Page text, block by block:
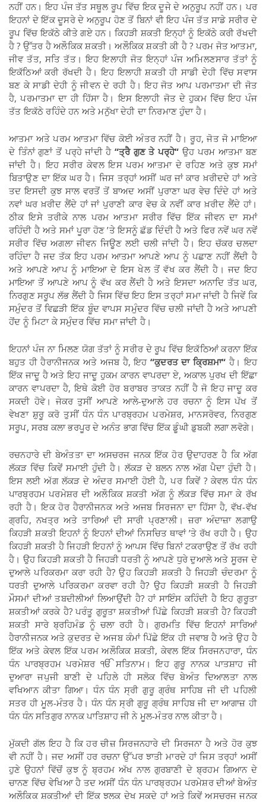
ਨਹੀਂ ਹਨ। ਇਹ ਪੰਜ ਤੱਤ ਸਥੂਲ ਰੂਪ ਵਿੱਚ ਇਕ ਦੂਜੇ ਦੇ ਅਨੁਰੂਪ ਨਹੀਂ ਹਨ। ਪਰ
ਇਹਨਾਂ ਦੇ ਇੱਕ ਦੂਸਰੇ ਦੇ ਅਨੁਰੂਪ ਹੋਣ ਤੋਂ ਬਿਨਾਂ ਵੀ ਇਹ ਪੰਜ ਤੱਤ ਸਾਡੇ ਸਰੀਰ ਦੇ
ਰੂਪ ਵਿੱਚ ਇਕੱਠੇ ਕੀਤੇ ਗਏ ਹਨ। ਕਿਹੜੀ ਸ਼ਕਤੀ ਇਨ੍ਹਾਂ ਨੂੰ ਇਕੱਠੇ ਕਰੀ ਰੱਖਦੀ
ਹੈ ? ਉੱਤਰ ਹੈ ਅਲੌਕਿਕ ਸ਼ਕਤੀ। ਅਲੌਕਿਕ ਸ਼ਕਤੀ ਕੀ ਹੈ ? ਪਰਮ ਜੋਤ ਆਤਮਾ,
ਜੀਵ ਤੱਤ, ਸਤਿ ਤੱਤ। ਇਹ ਇਲਾਹੀ ਜੋਤ ਇਨ੍ਹਾਂ ਪੰਜ ਅਮਿਲਣਸਾਰ ਤੱਤਾਂ ਨੂੰ
ਇਕੱਠਿਆਂ ਕਰੀ ਰੱਖਦੀ ਹੈ। ਇਹ ਇਲਾਹੀ ਸ਼ਕਤੀ ਹੀ ਸਾਡੀ ਦੇਹੀ ਵਿੱਚ ਸਵਾਸ
ਬਣ ਕੇ ਸਾਡੀ ਦੇਹੀ ਨੂੰ ਜੀਵਨ ਦੇ ਰਹੀ ਹੈ। ਇਹ ਜੋਤ ਆਪ ਪਰਮਾਤਮਾ ਦੀ ਜੋਤ
ਹੈ, ਪਰਮਾਤਮਾ ਦਾ ਹੀ ਹਿੱਸਾ ਹੈ। ਇਸ ਇਲਾਹੀ ਜੋਤ ਦੇ ਹੁਕਮ ਵਿੱਚ ਇਹ ਪੰਜ
ਤੱਤ ਇਕੱਠੇ ਰਹਿੰਦੇ ਹਨ ਅਤੇ ਮਨੁੱਖਾ ਦੇਹੀ ਦਾ ਨਿਰਮਾਣ ਹੁੰਦਾ ਹੈ।
ਆਤਮਾ ਅਤੇ ਪਰਮ ਆਤਮਾ ਵਿੱਚ ਕੋਈ ਅੰਤਰ ਨਹੀਂ ਹੈ। ਰੂਹ, ਜੋਤ ਜੋ ਮਾਇਆ
ਦੇ ਤਿੰਨਾਂ ਗੁਣਾਂ ਤੋਂ ਪਰ੍ਹੇ ਜਾਂਦੀ ਹੈ “ਤ੍ਰੈ ਗੁਣ ਤੇ ਪਰ੍ਹੇ“ ਉਹ ਪਰਮ ਆਤਮਾ ਬਣ
ਜਾਂਦੀ ਹੈ। ਇਹ ਸਰੀਰ ਕੇਵਲ ਇਸ ਪਰਮ ਆਤਮਾ ਦੇ ਰਹਿਣ ਅਤੇ ਕੁਝ ਸਮਾਂ
ਬਿਤਾਉਣ ਦਾ ਇੱਕ ਘਰ ਹੈ। ਜਿਸ ਤਰ੍ਹਾਂ ਅਸੀਂ ਘਰ ਜਾਂ ਕਾਰ ਖ਼ਰੀਦਦੇ ਹਾਂ ਅਤੇ
ਤਦ ਇਸਦੀ ਕੁਝ ਸਾਲ ਵਰਤੋਂ ਤੋਂ ਬਾਅਦ ਅਸੀਂ ਪੁਰਾਣਾ ਘਰ ਵੇਚ ਦਿੰਦੇ ਹਾਂ ਅਤੇ
ਨਵਾਂ ਘਰ ਖ਼ਰੀਦ ਲੈਂਦੇ ਹਾਂ ਜਾਂ ਪੁਰਾਣੀ ਕਾਰ ਵੇਚ ਕੇ ਨਵੀਂ ਕਾਰ ਖ਼ਰੀਦ ਲੈਂਦੇ ਹਾਂ।
ਠੀਕ ਇਸੇ ਤਰੀਕੇ ਨਾਲ ਪਰਮ ਆਤਮਾ ਸਰੀਰ ਵਿੱਚ ਇੱਕ ਜੀਵਨ ਦਾ ਸਮਾਂ
ਰਹਿੰਦੀ ਹੈ ਅਤੇ ਸਮਾਂ ਪੂਰਾ ਹੋਣ ’ਤੇ ਇਸਨੂੰ ਛੱਡ ਦਿੰਦੀ ਹੈ ਅਤੇ ਫਿਰ ਨਵੇਂ ਘਰ ਨਵੇਂ
ਸਰੀਰ ਵਿੱਚ ਅਗਲਾ ਜੀਵਨ ਜਿਊਣ ਲਈ ਚਲੀ ਜਾਂਦੀ ਹੈ। ਇਹ ਚੱਕਰ ਚਲਦਾ
ਰਹਿੰਦਾ ਹੈ ਜਦ ਤੱਕ ਇਹ ਪਰਮ ਆਤਮਾ ਆਪਣੇ ਆਪ ਨੂੰ ਪਛਾਣ ਨਹੀਂ ਲੈਂਦੀ ਹੈ
ਅਤੇ ਆਪਣੇ ਆਪ ਨੂੰ ਮਾਇਆ ਦੇ ਇਸ ਖੇਲ ਤੋਂ ਵੱਖ ਕਰ ਲੈਂਦੀ ਹੈ। ਜਦ ਇਹ
ਮਾਇਆ ਤੋਂ ਆਪਣੇ ਆਪ ਨੂੰ ਵੱਖ ਕਰ ਲੈਂਦੀ ਹੈ ਅਤੇ ਇਸਦਾ ਅਨਾਦਿ ਤੱਤ ਘਰ,
ਨਿਰਗੁਣ ਸਰੂਪ ਲੱਭ ਲੈਂਦੀ ਹੈ ਜਿਸ ਵਿੱਚ ਇਹ ਇਸ ਤਰ੍ਹਾਂ ਸਮਾ ਜਾਂਦੀ ਹੈ ਜਿਵੇਂ ਕਿ
ਸਮੁੰਦਰ ਤੋਂ ਵਿਛੜੀ ਇੱਕ ਬੂੰਦ ਵਾਪਸ ਸਮੁੰਦਰ ਵਿੱਚ ਚਲੀ ਜਾਂਦੀ ਹੈ ਅਤੇ ਆਪਣੀ
ਹੋਂਦ ਨੂੰ ਮਿਟਾ ਕੇ ਸਮੁੰਦਰ ਵਿੱਚ ਸਮਾ ਜਾਂਦੀ ਹੈ।
ਇਹਨਾਂ ਪੰਜ ਨਾ ਮਿਲਣ ਯੋਗ ਤੱਤਾਂ ਨੂੰ ਸਰੀਰ ਦੇ ਰੂਪ ਵਿੱਚ ਇਕੱਠਿਆਂ ਕਰਨਾ ਇੱਕ
ਬਹੁਤ ਹੀ ਹੈਰਾਨੀਜਨਕ ਅਤੇ ਅਜਬ ਹੈ, ਇਹ “ਕੁਦਰਤ ਦਾ ਕ੍ਰਿਸ਼ਮਾ“ ਹੈ। ਇਹ
ਇੱਕ ਜਾਦੂ ਹੈ ਅਤੇ ਇਹ ਜਾਦੂ ਹੁਕਮ ਕਾਰਨ ਵਾਪਰਦਾ ਏ, ਅਕਾਲ ਪੁਰਖ ਦੀ ਇੱਛਾ
ਕਾਰਨ ਵਾਪਰਦਾ ਹੈ, ਇਥੇ ਕੋਈ ਹੋਰ ਬਰਾਬਰ ਤਾਕਤ ਨਹੀਂ ਹੈ ਜੋ ਇਹ ਜਾਦੂ ਕਰ
ਸਕਦੀ ਹੋਵੇ। ਜੇਕਰ ਤੁਸੀਂ ਆਪਣੇ ਆਲੇ-ਦੁਆਲੇ ਹਰ ਰਚਨਾ ਨੂੰ ਇਸ ਪੱਖ ਤੋਂ
ਵੇਖਣਾ ਸ਼ੁਰੂ ਕਰੋ ਤੁਸੀਂ ਧੰਨ ਧੰਨ ਪਾਰਬ੍ਰਹਮ ਪਰਮੇਸ਼ਰ, ਮਾਨਸਰੋਵਰ, ਨਿਰਗੁਣ
ਸਰੂਪ, ਸਰਬ ਕਲਾ ਭਰਪੂਰ ਦੇ ਅਨੰਤ ਭਾਗ ਵਿੱਚ ਇੱਕ ਡੂੰਘੀ ਡੁਬਕੀ ਲਗਾ ਲਵੋਗੇ।
ਰਚਨਹਾਰੇ ਦੀ ਬੇਅੰਤਤਾ ਦਾ ਅਸਚਰਜ ਜਨਕ ਇੱਕ ਹੋਰ ਉਦਾਹਰਣ ਹੈ ਕਿ ਅੱਗ
ਲੱਕੜ ਵਿੱਚ ਕਿਵੇਂ ਸਮਾਈ ਹੁੰਦੀ ਹੈ। ਲੱਕੜ ਦੇ ਬਲਨ ਨਾਲ ਅੱਗ ਪੈਦਾ ਹੁੰਦੀ ਹੈ।
ਇਸ ਲਈ ਅੱਗ ਲੱਕੜ ਦੇ ਅੰਦਰ ਸਮਾਈ ਹੋਈ ਹੈ, ਪਰ ਕਿਵੇਂ ? ਕੇਵਲ ਧੰਨ ਧੰਨ
ਪਾਰਬ੍ਰਹਮ ਪਰਮੇਸ਼ਰ ਦੀ ਅਲੌਕਿਕ ਸ਼ਕਤੀ ਅੱਗ ਨੂੰ ਲੱਕੜ ਵਿੱਚ ਸਮਾ ਕੇ ਰੱਖ
ਰਹੀ ਹੈ। ਇਕ ਹੋਰ ਹੈਰਾਨੀਜਨਕ ਅਤੇ ਅਜਬ ਸਿਰਜਨਾ ਦਾ ਹਿੱਸਾ ਹੈ, ਵੱਖ-ਵੱਖ
ਗ੍ਰਹਿ, ਨਖਤ੍ਰ ਅਤੇ ਤਾਰਿਆਂ ਦੀ ਸਾਰੀ ਪ੍ਰਣਾਲੀ। ਜ਼ਰਾ ਅੰਦਾਜ਼ਾ ਲਗਾਉ
ਕਿਹੜੀ ਸ਼ਕਤੀ ਇਹਨਾਂ ਨੂੰ ਇਹਨਾਂ ਦੀਆਂ ਨਿਸਚਿਤ ਥਾਵਾਂ ’ਤੇ ਰੱਖ ਰਹੀ ਹੈ। ਉਹ
ਕਿਹੜੀ ਸ਼ਕਤੀ ਹੈ ਜਿਹੜੀ ਇਹਨਾਂ ਨੂੰ ਆਪਸ ਵਿੱਚ ਬਿਨਾਂ ਟਕਰਾਉਣ ਤੋਂ ਰੱਖ ਰਹੀ
ਹੈ। ਉਹ ਕਿਹੜੀ ਸ਼ਕਤੀ ਹੈ ਜਿਹੜੀ ਧਰਤੀ ਨੂੰ ਆਪਣੇ ਧੁਰੇ ਦੁਆਲੇ ਅਤੇ ਸੂਰਜ ਦੇ
ਦੁਆਲੇ ਪਰਿਕਰਮਾ ਕਰਾ ਰਹੀ ਹੈ? ਉਹ ਕਿਹੜੀ ਸ਼ਕਤੀ ਹੈ ਜਿਹੜੀ ਚੰਦਰਮਾ ਨੂੰ
ਧਰਤੀ ਦੁਆਲੇ ਪਰਿਕਰਮਾ ਕਰਵਾ ਰਹੀ ਹੈ? ਉਹ ਕਿਹੜੀ ਸ਼ਕਤੀ ਹੈ ਜਿਹੜੀ
ਮੌਸਮਾਂ ਦੀਆਂ ਤਬਦੀਲੀਆਂ ਲਿਆਉਂਦੀ ਹੈ? ਹਾਂ ਸਾਇੰਸ ਕਹਿੰਦੀ ਹੈ ਇਹ ਗੁਰੂਤਾ
ਸ਼ਕਤੀਆਂ ਕਰਕੇ ਹੈ? ਪਰੰਤੂ ਗੁਰੂਤਾ ਸ਼ਕਤੀਆਂ ਪਿੱਛੇ ਕਿਹੜੀ ਸ਼ਕਤੀ ਹੈ? ਕਿਹੜੀ
ਸ਼ਕਤੀ ਸਾਰੇ ਬ੍ਰਹਿਮੰਡ ਨੂੰ ਚਲਾ ਰਹੀ ਹੈ। ਗੁਰਮਤਿ ਵਿੱਚ ਇਹਨਾਂ ਸਾਰਿਆਂ
ਹੈਰਾਨੀਜਨਕ ਅਤੇ ਕੁਦਰਤ ਦੇ ਅਜਬ ਕੰਮਾਂ ਪਿੱਛੇ ਇੱਕ ਹੀ ਜਵਾਬ ਹੈ ਅਤੇ ਉਹ ਹੈ
ਇੱਕ ਅਤੇ ਕੇਵਲ ਇੱਕ ਪਰਮ ਅਲੌਕਿਕ ਸ਼ਕਤੀ, ਕੇਵਲ ਇੱਕ ਸਿਰਜਨਹਾਰਾ, ਧੰਨ
ਧੰਨ ਪਾਰਬ੍ਰਹਮ ਪਰਮੇਸ਼ਰ ੴ ਸਤਿਨਾਮ। ਇਹ ਗੁਰੂ ਨਾਨਕ ਪਾਤਸ਼ਾਹ ਜੀ
ਦੁਆਰਾ ਜਪੁਜੀ ਬਾਣੀ ਦੇ ਪਹਿਲੇ ਹੀ ਸਲੋਕ ਵਿੱਚ ਬੇਅੰਤ ਦਿਆਲਤਾ ਨਾਲ
ਵਖਿਆਨ ਕੀਤਾ ਗਿਆ। ਧੰਨ ਧੰਨ ਸ੍ਰੀ ਗੁਰੂ ਗ੍ਰੰਥ ਸਾਹਿਬ ਜੀ ਦੀ ਪਹਿਲੀ
ਸਤਰ ਹੀ ਮੂਲ-ਮੰਤਰ ਹੈ। ਧੰਨ ਧੰਨ ਸ੍ਰੀ ਗੁਰੂ ਗ੍ਰੰਥ ਸਾਹਿਬ ਜੀ ਦਾ ਆਗਾਜ਼ ਹੀ
ਧੰਨ ਧੰਨ ਸਤਿਗੁਰ ਨਾਨਕ ਪਾਤਿਸ਼ਾਹ ਜੀ ਨੇ ਮੂਲ-ਮੰਤਰ ਨਾਲ ਕੀਤਾ ਹੈ।
ਮੁੱਕਦੀ ਗੱਲ ਇਹ ਹੈ ਕਿ ਹਰ ਚੀਜ਼ ਸਿਰਜਨਹਾਰੇ ਦੀ ਸਿਰਜਨਾ ਹੈ ਅਤੇ ਹੋਰ ਕੁਝ
ਵੀ ਨਹੀਂ ਹੈ। ਜਦ ਅਸੀਂ ਹਰ ਰਚਨਾ ਉੱਪਰ ਝਾਤੀ ਮਾਰਦੇ ਹਾਂ ਜਿਸ ਤਰ੍ਹਾਂ ਅਸੀਂ
ਹੁਣੇ ਉਹਨਾਂ ਵਿੱਚੋਂ ਕੁਝ ਨੂੰ ਬ੍ਰਹਮ ਅੱਖ ਨਾਲ ਗੁਰਬਾਣੀ ਦੇ ਬ੍ਰਹਮ ਗਿਆਨ ਦੇ
ਚਾਨਣ ਵਿੱਚ ਵੇਖਿਆ ਹੈ ਤਦ ਅਸੀਂ ਧੰਨ ਧੰਨ ਪਾਰਬ੍ਰਹਮ ਪਰਮੇਸ਼ਰ ਦੀਆਂ ਬੇਅੰਤ
ਅਲੌਕਿਕ ਸ਼ਕਤੀਆਂ ਦੀ ਇੱਕ ਝਲਕ ਦੇਖ ਸਕਦੇ ਹਾਂ ਅਤੇ ਕਿਵੇਂ ਅਸਚਰਜ ਜਨਕ